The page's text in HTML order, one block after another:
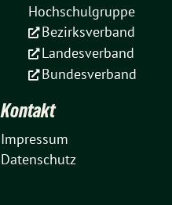
Hochschulgruppe
Bezirksverband
Landesverband
Bundesverband
Kontakt
Impressum
Datenschutz